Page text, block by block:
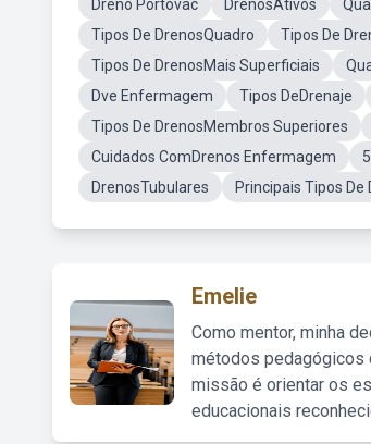
Dreno Portovac
DrenosAtivos
Tipos De DrenosQuadro
Tipos De
Tipos De DrenosMais Superficiais
Dve Enfermagem
Tipos DeDrenaje
Tipos De DrenosMembros Superiores
Cuidados ComDrenos Enfermagem
DrenosTubulares
Principais Tipos De
Emelie
Como mentor, minha
métodos pedagógicos
missão é orientar os
educacionais